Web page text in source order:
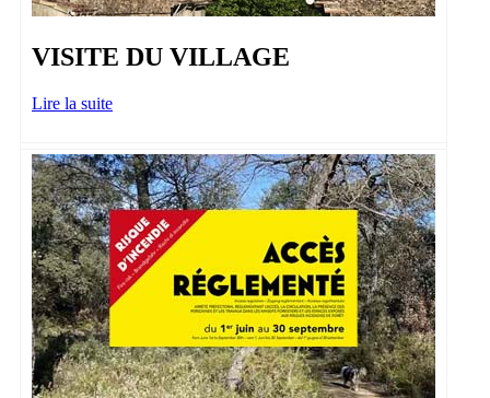
VISITE DU VILLAGE
Lire la suite